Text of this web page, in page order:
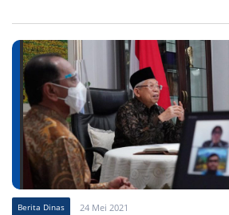
Berita Dinas 24 Mei 2021